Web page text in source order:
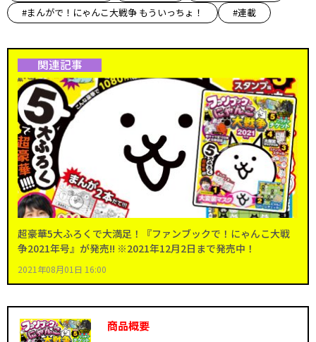
#まんがで！にゃんこ大戦争 もういっちょ！
#連載
関連記事
超豪華5大ふろくで大満足！『ファンブックで！にゃんこ大戦
争2021年号』が発売!! ※2021年12月2日まで発売中！
2021年08月01日 16:00
商品概要